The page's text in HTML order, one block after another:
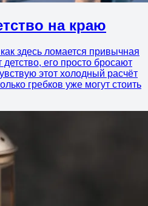
на краю
здесь ломается привычная
его просто бросают
этот холодный расчёт
гребков уже могут стоить